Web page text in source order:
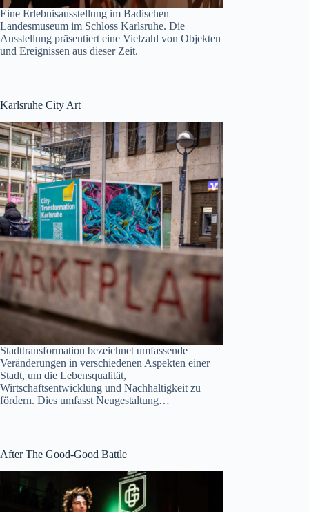
Eine Erlebnisausstellung im Badischen
Landesmuseum im Schloss Karlsruhe. Die
Ausstellung präsentiert eine Vielzahl von Objekten
und Ereignissen aus dieser Zeit.
Karlsruhe City Art
Stadttransformation bezeichnet umfassende
Veränderungen in verschiedenen Aspekten einer
Stadt, um die Lebensqualität,
Wirtschaftsentwicklung und Nachhaltigkeit zu
fördern. Dies umfasst Neugestaltung…
After The Good-Good Battle